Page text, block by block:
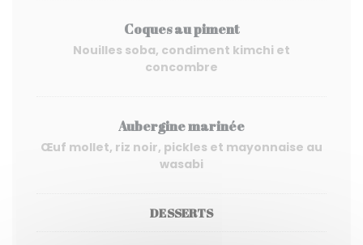
Coques au piment
Nouilles soba, condiment kimchi et
concombre
Aubergine marinée
Œuf mollet, riz noir, pickles et mayonnaise au
wasabi
DESSERTS